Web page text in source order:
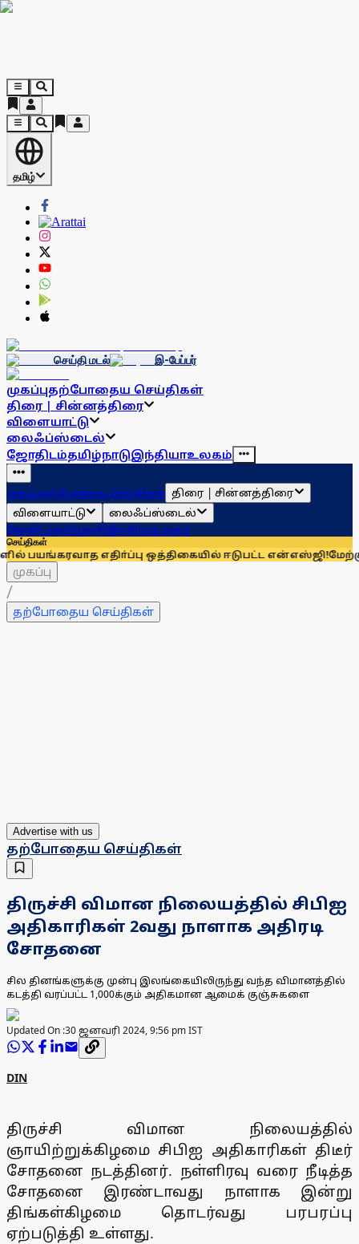
தமிழ்
செய்தி மடல் இ-பேப்பர்
முகப்புதற்போதைய செய்திகள்
திரை | சின்னத்திரை
விளையாட்டு
லைஃப்ஸ்டைல்
ஜோதிடம்தமிழ்நாடுஇந்தியாஉலகம்
முகப்புதற்போதைய செய்திகள் திரை | சின்னத்திரை
விளையாட்டு
லைஃப்ஸ்டைல்
ஜோதிடம்தமிழ்நாடுஇந்தியாஉலகம்
செய்திகள்
எதிா்ப்பு ஒத்திகையில் ஈடுபட்ட என்எஸ்ஜி!மேற்கு
முகப்பு
/
தற்போதைய செய்திகள்
Advertise with us
தற்போதைய செய்திகள்
திருச்சி விமான நிலையத்தில் சிபிஐ
அதிகாரிகள் 2வது நாளாக அதிரடி
சோதனை
சில தினங்களுக்கு முன்பு இலங்கையிலிருந்து வந்த விமானத்தில்
கடத்தி வரப்பட்ட 1,000க்கும் அதிகமான ஆமைக் குஞ்சுகளை
Updated On :30 ஜனவரி 2024, 9:56 pm IST
DIN
திருச்சி விமான நிலையத்தில்
ஞாயிற்றுக்கிழமை சிபிஐ அதிகாரிகள் திடீர்
சோதனை நடத்தினர். நள்ளிரவு வரை நீடித்த
சோதனை இரண்டாவது நாளாக இன்று
திங்கள்கிழமை தொடர்வது பரபரப்பு
ஏற்படுத்தி உள்ளது.